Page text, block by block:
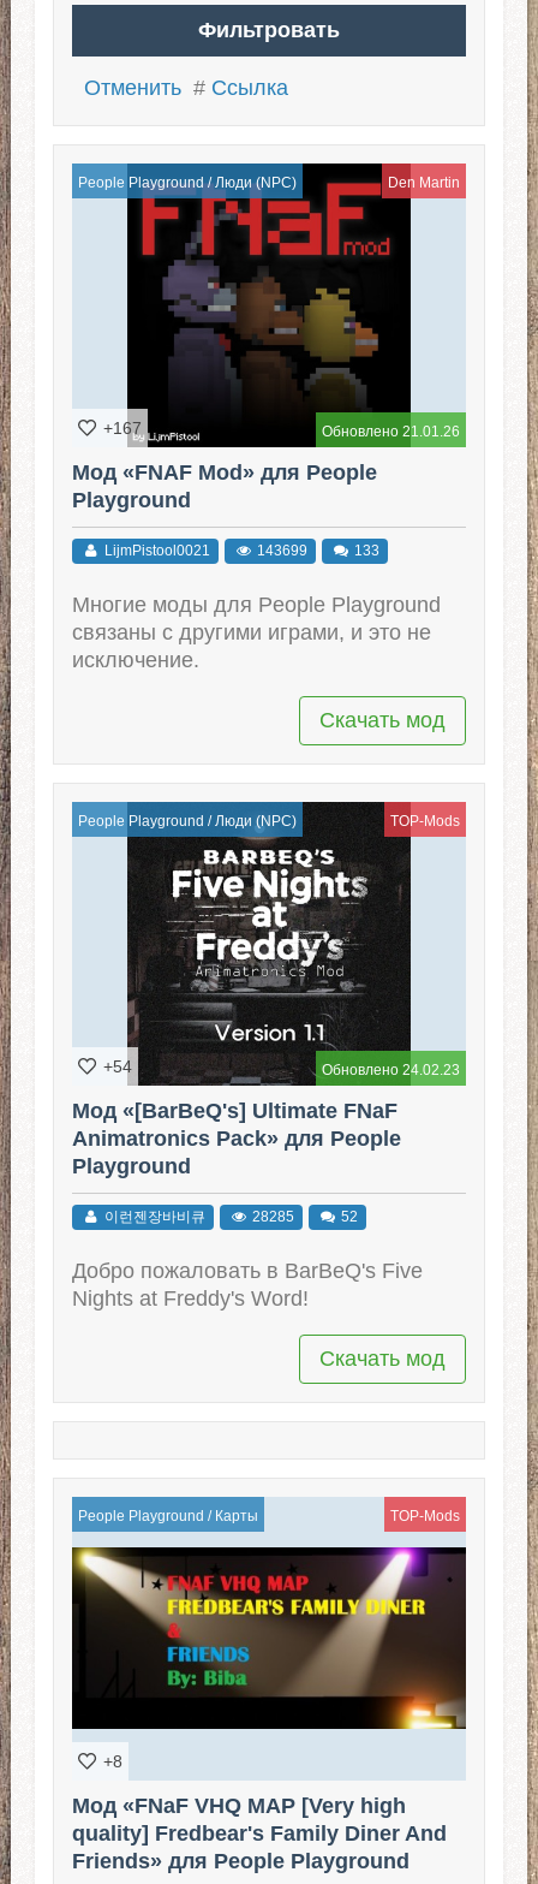
Отменить # Ссылка
People Playground/Люди (NPC) Den Martin
Обновлено 21.01.26
+167
Мод «FNAF Mod» для People
Playground
LijmPistool0021 143699 133
Многие моды для People Playground
связаны с другими играми, и это не
исключение.
Скачать мод
People Playground / Люди (NPC) TOP-Mods
Обновлено 24.02.23
+54
Мод «[BarBeQ's] Ultimate FNaF
Animatronics Pack» для People
Playground
이런젠장바비큐 28285 52
Добро пожаловать в BarBeQ's Five
Nights at Freddy's Word!
Скачать мод
People Playground / Карты TOP-Mods
+8
Мод «FNaF VHQ MAP [Very high
quality] Fredbear's Family Diner And
Friends» для People Playground